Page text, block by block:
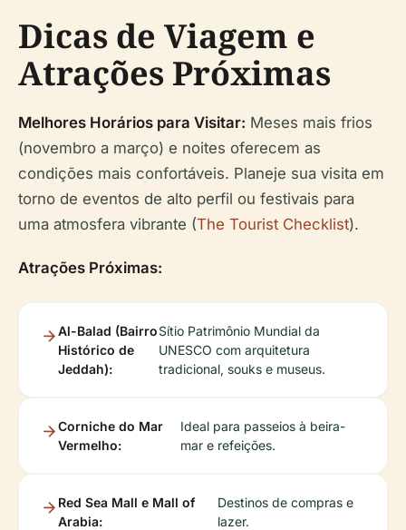
Dicas de Viagem e
Atrações Próximas
Melhores Horários para Visitar: Meses mais frios
(novembro a março) e noites oferecem as
condições mais confortáveis. Planeje sua visita em
torno de eventos de alto perfil ou festivais para
uma atmosfera vibrante (The Tourist Checklist).
Atrações Próximas:
Al-Balad (Bairro
Histórico de
Jeddah):
Sítio Patrimônio Mundial da
UNESCO com arquitetura
tradicional, souks e museus.
Corniche do Mar
Vermelho:
Ideal para passeios à beira-
mar e refeições.
Red Sea Mall e Mall of
Arabia:
Destinos de compras e
lazer.